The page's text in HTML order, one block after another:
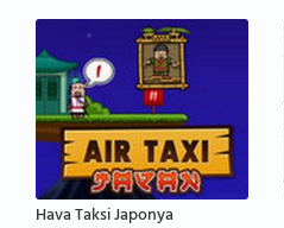
Hava Taksi Japonya